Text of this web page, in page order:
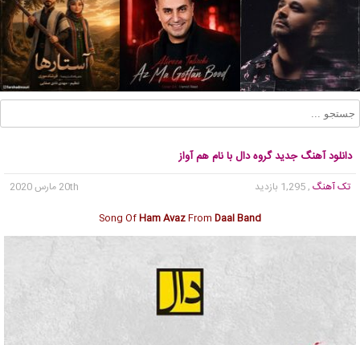
دانلود آهنگ جدید گروه دال با نام هم آواز
تک آهنگ , 1,295 بازدید
20th مارس 2020
Song OfHam AvazFrom Daal Band